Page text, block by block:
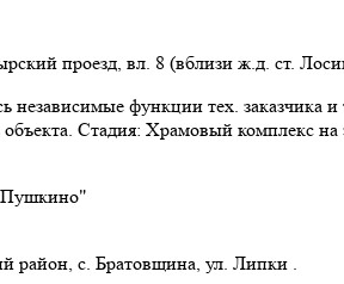
проезд, вл. 8 (вблизи ж.д. ст.
независимые функции тех. заказчика
Стадия: Храмовый комплекс на
с. Братовщина, ул. Липки .